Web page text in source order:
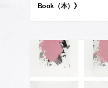
Book（本）》